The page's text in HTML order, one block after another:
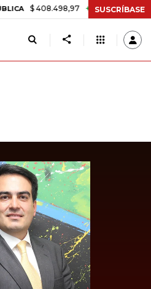
$ 408.498,97 +$ 8.753,81 +2,19%
SUSCRÍBASE